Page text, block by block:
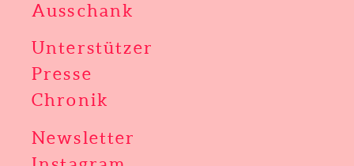
Ausschank
Unterstützer
Presse
Chronik
Newsletter